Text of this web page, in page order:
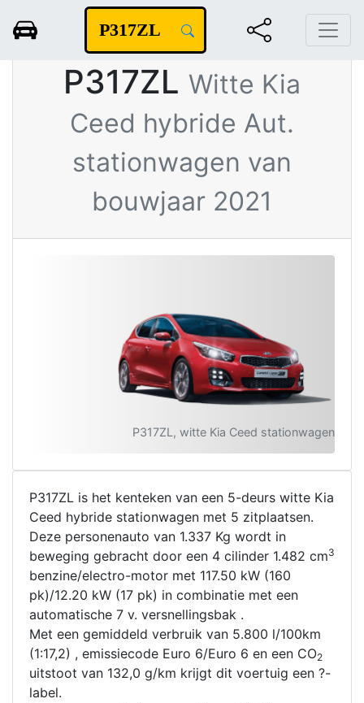
Rapportdatum 14-09-2022
P317ZL Witte Kia
Ceed hybride Aut.
stationwagen van
bouwjaar 2021
P317ZL, witte Kia Ceed stationwagen
P317ZL is het kenteken van een 5-deurs witte Kia
Ceed hybride stationwagen met 5 zitplaatsen.
Deze personenauto van 1.337 Kg wordt in
beweging gebracht door een 4 cilinder 1.482 cm3
benzine/electro-motor met 117.50 kW (160
pk)/12.20 kW (17 pk) in combinatie met een
automatische 7 v. versnellingsbak .
Met een gemiddeld verbruik van 5.800 l/100km
(1:17,2) , emissiecode Euro 6/Euro 6 en een CO2
uitstoot van 132,0 g/km krijgt dit voertuig een ?-
label.